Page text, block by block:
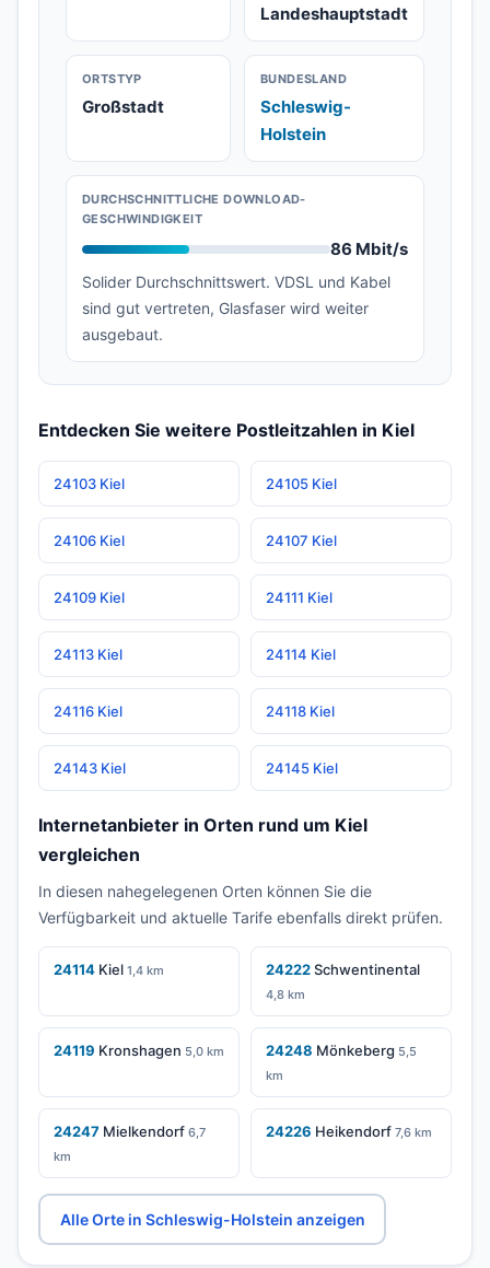
Landeshauptstadt
ORTSTYP
Großstadt
BUNDESLAND
Schleswig-
Holstein
DURCHSCHNITTLICHE DOWNLOAD-
GESCHWINDIGKEIT
86 Mbit/s
Solider Durchschnittswert. VDSL und Kabel
sind gut vertreten, Glasfaser wird weiter
ausgebaut.
Entdecken Sie weitere Postleitzahlen in Kiel
24103 Kiel 24105 Kiel
24106 Kiel 24107 Kiel
24109 Kiel 24111 Kiel
24113 Kiel 24114 Kiel
24116 Kiel 24118 Kiel
24143 Kiel 24145 Kiel
Internetanbieter in Orten rund um Kiel
vergleichen
In diesen nahegelegenen Orten können Sie die
Verfügbarkeit und aktuelle Tarife ebenfalls direkt prüfen.
24114 Kiel 1,4 km 24222Schwentinental
4,8 km
24119 Kronshagen 5,0 km 24248 Mönkeberg 5,5
km
24247 Mielkendorf 6,7
km
24226 Heikendorf 7,6 km
Alle Orte in Schleswig-Holstein anzeigen